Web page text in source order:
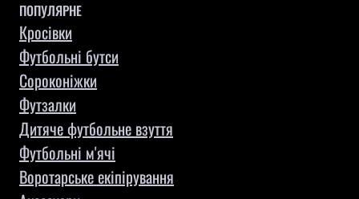
ПОПУЛЯРНЕ
Кросівки
Футбольні бутси
Сороконіжки
Футзалки
Дитяче футбольне взуття
Футбольні м'ячі
Воротарське екіпірування